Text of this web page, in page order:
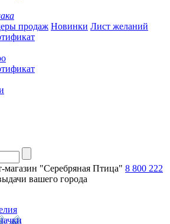
продаж Новинки Лист желаний
"Серебряная Птица" 8 800 222
вашего города